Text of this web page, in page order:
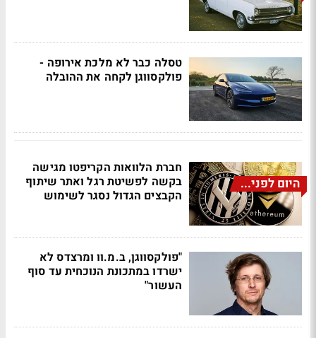
טסלה כבר לא מלכת אירופה -
פולקסווגן לקחה את ההובלה
היום לפני...
חברת הלוואות הקריפטו מגישה
בקשה לפשיטת רגל ואתר שיתוף
הקבצים הגדול נסגר לשימוש
"פולקסווגן, ב.מ.וו ומרצדס לא
ישרדו במתכונת הנוכחית עד סוף
העשור"